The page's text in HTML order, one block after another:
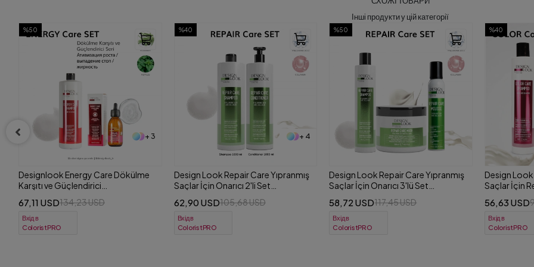
Інші продукти у цій категорії
%40
+ 4
Design Look Repair Care Yıpranmış
Saçlar İçin Onarıcı 2'li Set
62,90 USD105,68 USD
Вхід в
ColoristPRO
%50
Design Look Repair Care Yıpranmış
Saçlar İçin Onarıcı 3'lü Set
58,72 USD117,45 USD
Вхід в
ColoristPRO
%40
Design Look Color Care Boyalı
Saçlar İçin Renk Koruyucu 3'lü Set
56,63 USD95,13 USD
Вхід в
ColoristPRO
ColoristPro
Jasumi
Крем для
0,00 USD
Вхід в
ColoristPRO